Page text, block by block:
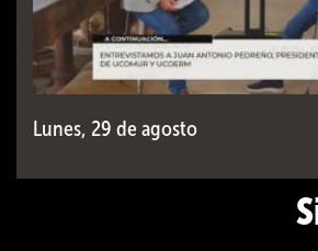
Lunes, 29 de agosto